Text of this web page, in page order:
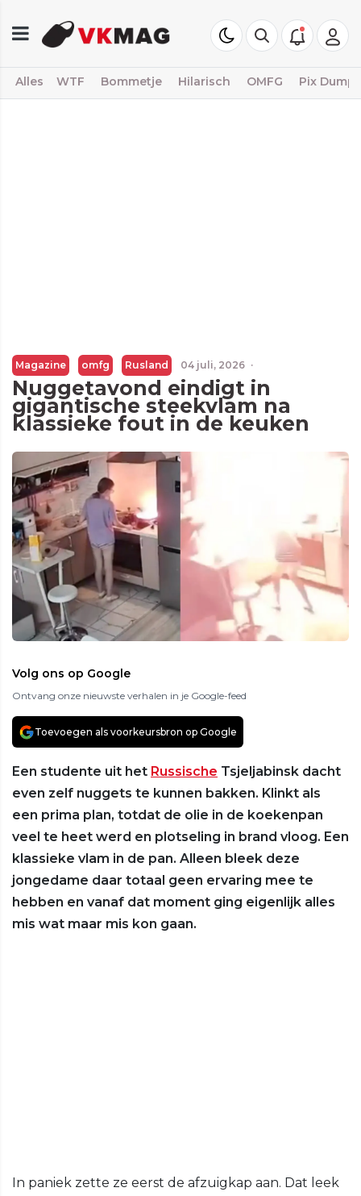
Alles WTF Bommetje Hilarisch OMFG Pix Dump
Magazine omfg Rusland 04 juli, 2026 ·
Nuggetavond eindigt in
gigantische steekvlam na
klassieke fout in de keuken
Volg ons op Google
Ontvang onze nieuwste verhalen in je Google-feed
Toevoegen als voorkeursbron op Google
Een studente uit het Russische Tsjeljabinsk dacht
even zelf nuggets te kunnen bakken. Klinkt als
een prima plan, totdat de olie in de koekenpan
veel te heet werd en plotseling in brand vloog. Een
klassieke vlam in de pan. Alleen bleek deze
jongedame daar totaal geen ervaring mee te
hebben en vanaf dat moment ging eigenlijk alles
mis wat maar mis kon gaan.
In paniek zette ze eerst de afzuigkap aan. Dat leek